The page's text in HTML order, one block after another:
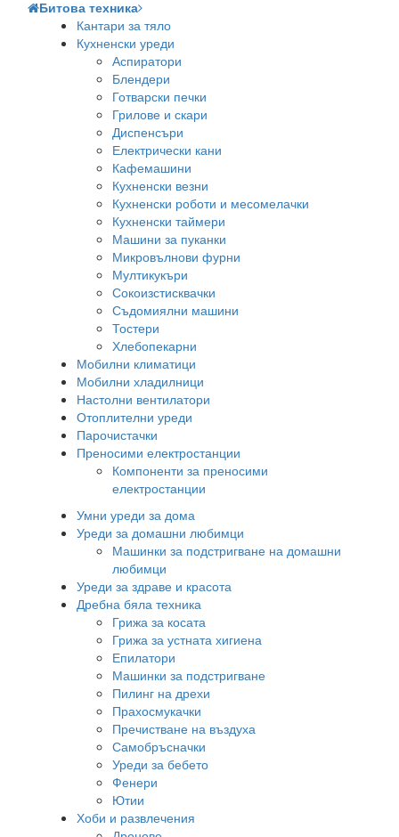
Битова техника
Кантари за тяло
Кухненски уреди
Аспиратори
Блендери
Готварски печки
Грилове и скари
Диспенсъри
Електрически кани
Кафемашини
Кухненски везни
Кухненски роботи и месомелачки
Кухненски таймери
Машини за пуканки
Микровълнови фурни
Мултикукъри
Сокоизстисквачки
Съдомиялни машини
Тостери
Хлебопекарни
Мобилни климатици
Мобилни хладилници
Настолни вентилатори
Отоплителни уреди
Парочистачки
Преносими електростанции
Компоненти за преносими
електростанции
Умни уреди за дома
Уреди за домашни любимци
Машинки за подстригване на домашни
любимци
Уреди за здраве и красота
Дребна бяла техника
Грижа за косата
Грижа за устната хигиена
Епилатори
Машинки за подстригване
Пилинг на дрехи
Прахосмукачки
Пречистване на въздуха
Самобръсначки
Уреди за бебето
Фенери
Ютии
Хоби и развлечения